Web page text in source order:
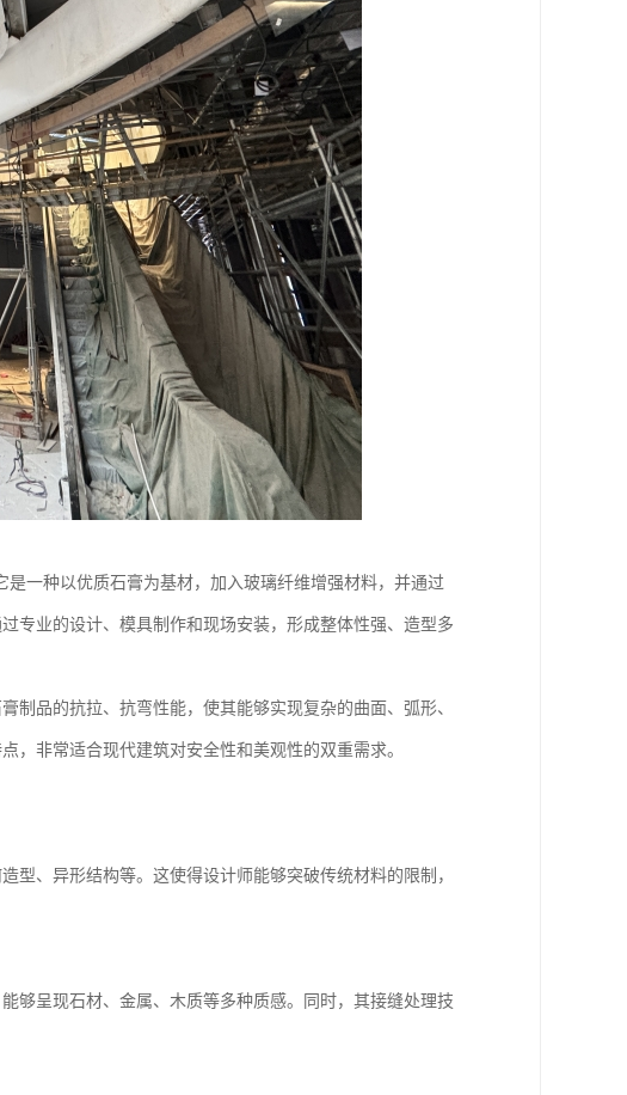
是一种以优质石膏为基材，加入玻璃纤维增强材料，并通过
专业的设计、模具制作和现场安装，形成整体性强、造型多
制品的抗拉、抗弯性能，使其能够实现复杂的曲面、弧形、
，非常适合现代建筑对安全性和美观性的双重需求。
型、异形结构等。这使得设计师能够突破传统材料的限制，
够呈现石材、金属、木质等多种质感。同时，其接缝处理技